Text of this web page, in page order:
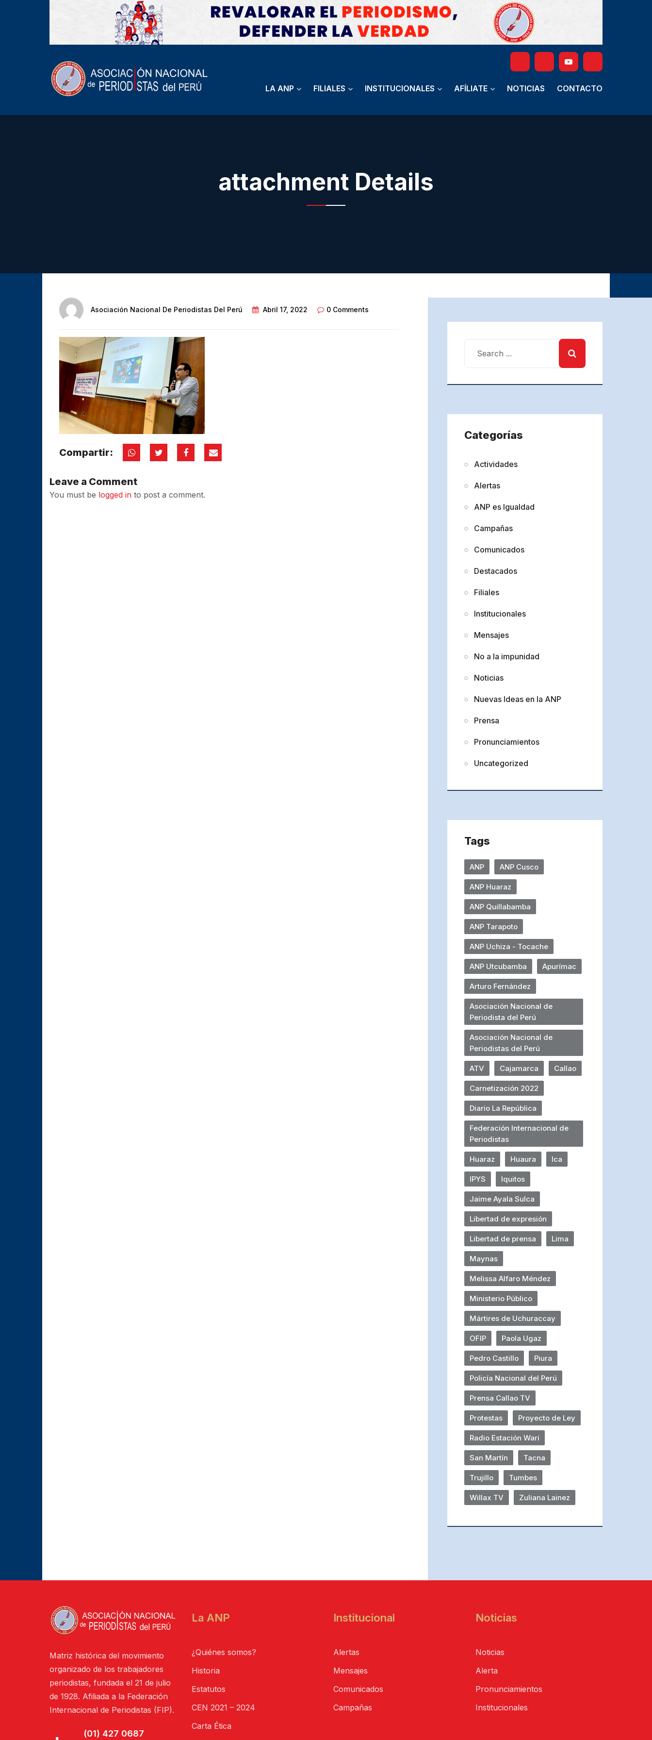
LA ANP FILIALES INSTITUCIONALES AFÍLIATE NOTICIAS CONTACTO
attachment Details
Asociación Nacional De Periodistas Del Perú Abril 17, 2022 0 Comments
Compartir:
Leave a Comment
You must be logged in to post a comment.
Categorías
Actividades
Alertas
ANP es Igualdad
Campañas
Comunicados
Destacados
Filiales
Institucionales
Mensajes
No a la impunidad
Noticias
Nuevas Ideas en la ANP
Prensa
Pronunciamientos
Uncategorized
Tags
ANP ANP Cusco
ANP Huaraz
ANP Quillabamba
ANP Tarapoto
ANP Uchiza - Tocache
ANP Utcubamba Apurímac
Arturo Fernández
Asociación Nacional de
Periodista del Perú
Asociación Nacional de
Periodistas del Perú
ATV Cajamarca Callao
Carnetización 2022
Diario La República
Federación Internacional de
Periodistas
Huaraz Huaura Ica
IPYS Iquitos
Jaime Ayala Sulca
Libertad de expresión
Libertad de prensa Lima
Maynas
Melissa Alfaro Méndez
Ministerio Público
Mártires de Uchuraccay
OFIP Paola Ugaz
Pedro Castillo Piura
Policía Nacional del Perú
Prensa Callao TV
Protestas Proyecto de Ley
Radio Estación Wari
San Martín Tacna
Trujillo Tumbes
Willax TV Zuliana Lainez
Matriz histórica del movimiento
organizado de los trabajadores
periodistas, fundada el 21 de julio
de 1928. Afiliada a la Federación
Internacional de Periodistas (FIP).
(01) 427 0687
La ANP
¿Quiénes somos?
Historia
Estatutos
CEN 2021 – 2024
Carta Ética
Institucional
Alertas
Mensajes
Comunicados
Campañas
Noticias
Noticias
Alerta
Pronunciamientos
Institucionales